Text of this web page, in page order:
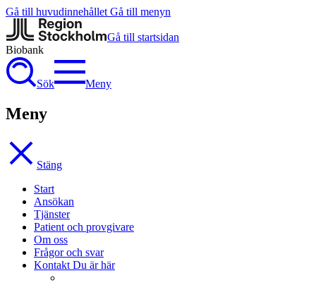
Gå till huvudinnehållet Gå till menyn
Gå till startsidan
Biobank
Sök Meny
Meny
Stäng
Start
Ansökan
Tjänster
Patient och provgivare
Om oss
Frågor och svar
Kontakt Du är här